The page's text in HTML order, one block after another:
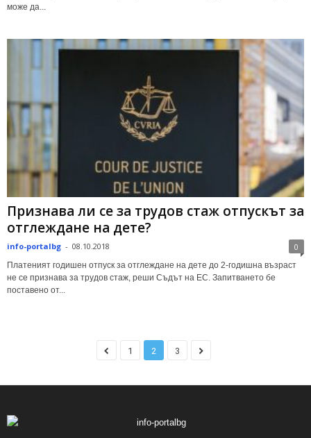
може да...
Признава ли се за трудов стаж отпускът за
отглеждане на дете?
info-portalbg - 08.10.2018 0
Платеният годишен отпуск за отглеждане на дете до 2-годишна възраст
не се признава за трудов стаж, реши Съдът на ЕС. Запитването бе
поставено от...
1 2 3